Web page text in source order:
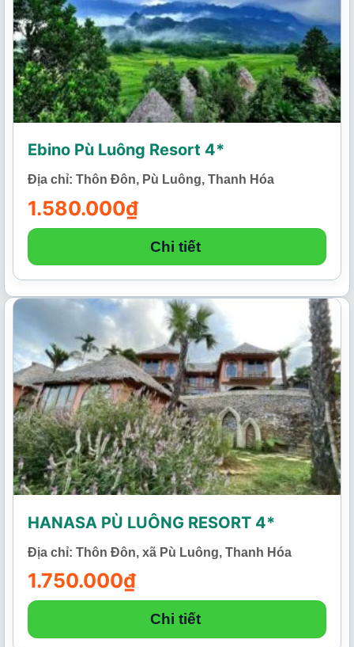
Ebino Pù Luông Resort 4*
Địa chỉ: Thôn Đôn, Pù Luông, Thanh Hóa
1.580.000₫
Chi tiết
HANASA PÙ LUÔNG RESORT 4*
Địa chỉ: Thôn Đôn, xã Pù Luông, Thanh Hóa
1.750.000₫
Chi tiết